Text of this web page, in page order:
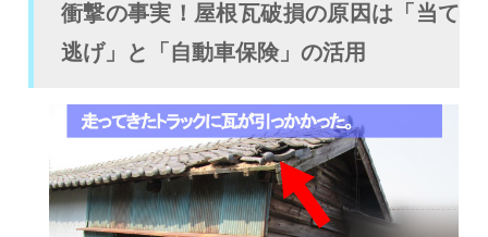
衝撃の事実！屋根瓦破損の原因は「当て
逃げ」と「自動車保険」の活用